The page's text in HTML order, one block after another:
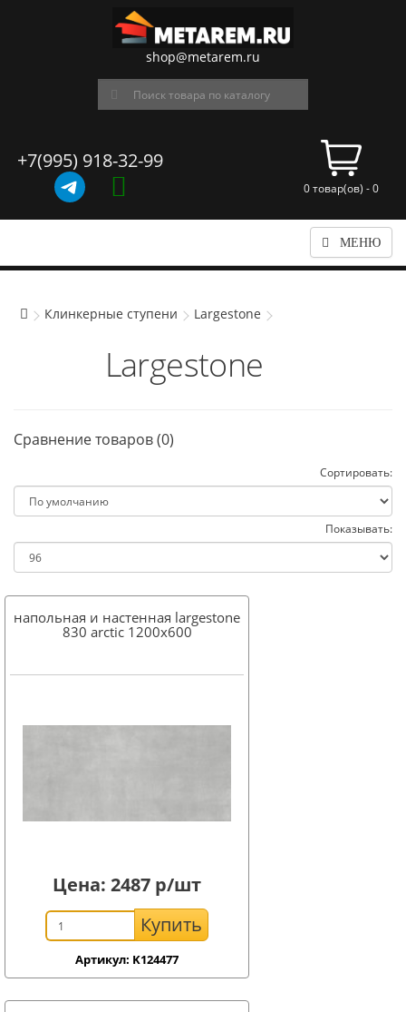
shop@metarem.ru
+7(995) 918-32-99
0 товар(ов) - 0
МЕНЮ
Клинкерные ступени Largestone
Largestone
Сравнение товаров (0)
Сортировать:
Показывать:
напольная и настенная largestone
830 arctic 1200x600
Цена: 2487 р/шт
Купить
Артикул: K124477